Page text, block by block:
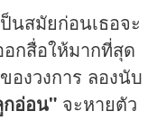
นสมัยก่อนเธอจะ
กสื่อให้มากที่สุด
องวงการ ลองนับ
อ่อน" จะหายตัว